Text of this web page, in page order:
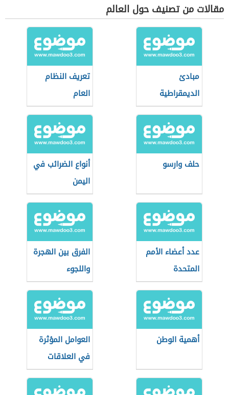
مقالات من تصنيف حول العالم
مبادئ
الديمقراطية
تعريف النظام
العام
حلف وارسو
أنواع الضرائب في
اليمن
عدد أعضاء الأمم
المتحدة
الفرق بين الهجرة
واللجوء
أهمية الوطن
العوامل المؤثرة
في العلاقات
الدولية